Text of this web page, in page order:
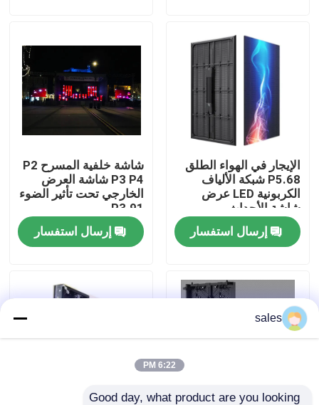
المنتجات
برنامج VR
جولة في المصنع
مراقبة الجودة
أخبار
شاشة LED ملونة كاملة خارجية
الإيجار في الهواء الطلق
P5.68 شبكة الألياف
الكربونية LED عرض
شاشة الأحداث
إرسال استفسار
شاشة خلفية المسرح P2
P3 P4 شاشة العرض
الخارجي تحت تأثير الضوء
P3.91
إرسال استفسار
sales
6:22 PM
Good day, what product are you looking